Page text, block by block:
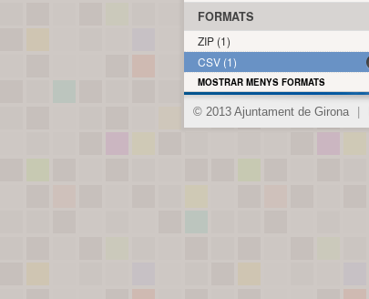
FORMATS
ZIP (1)
CSV (1)
MOSTRAR MENYS FORMATS
© 2013 Ajuntament de Girona